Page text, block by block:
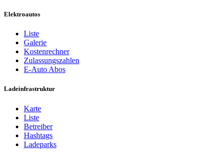
Elektroautos
Liste
Galerie
Kostenrechner
Zulassungszahlen
E-Auto Abos
Ladeinfrastruktur
Karte
Liste
Betreiber
Hashtags
Ladeparks